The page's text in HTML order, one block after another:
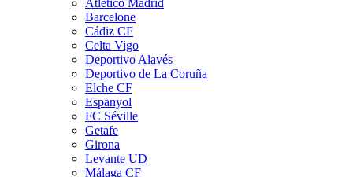
Atletico Madrid
Barcelone
Cádiz CF
Celta Vigo
Deportivo Alavés
Deportivo de La Coruña
Elche CF
Espanyol
FC Séville
Getafe
Girona
Levante UD
Málaga CF